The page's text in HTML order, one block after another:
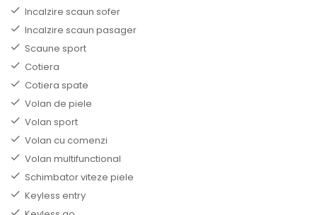
Incalzire scaun sofer
Incalzire scaun pasager
Scaune sport
Cotiera
Cotiera spate
Volan de piele
Volan sport
Volan cu comenzi
Volan multifunctional
Schimbator viteze piele
Keyless entry